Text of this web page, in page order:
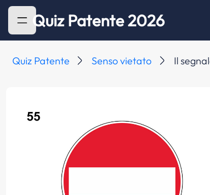
Quiz Patente 2026
Quiz Patente Senso vietato Il